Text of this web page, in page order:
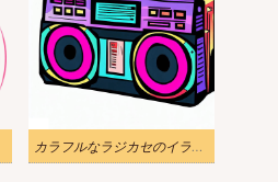
カラフルなラジカセのイラスト無料